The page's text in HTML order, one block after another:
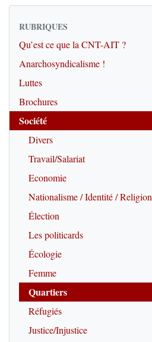
RUBRIQUES
Qu’est ce que la CNT-AIT ?
Anarchosyndicalisme !
Luttes
Brochures
Société
Divers
Travail/Salariat
Economie
Nationalisme / Identité / Religion
Élection
Les politicards
Écologie
Femme
Quartiers
Réfugiés
Justice/Injustice